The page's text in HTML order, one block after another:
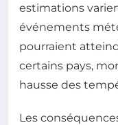
estimations
événements
pourraient
certains pays,
hausse des
Les